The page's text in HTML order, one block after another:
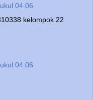
04.06
kelompok 22
04.06